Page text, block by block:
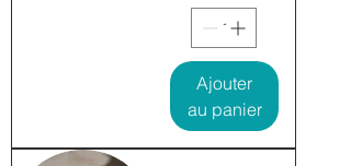
Ajouter
au panier